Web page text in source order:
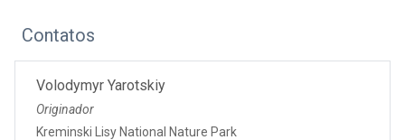
Contatos
Volodymyr Yarotskiy
Originador
Kreminski Lisy National Nature Park